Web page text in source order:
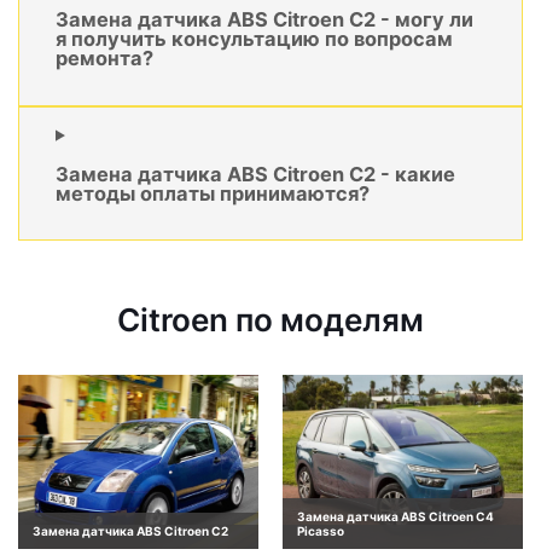
Замена датчика ABS Citroen C2 - могу ли
я получить консультацию по вопросам
ремонта?
Замена датчика ABS Citroen C2 - какие
методы оплаты принимаются?
Citroen по моделям
Замена датчика ABS Citroen C2
Замена датчика ABS Citroen C4
Picasso